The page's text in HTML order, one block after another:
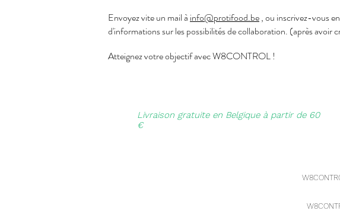
Envoyez vite un mail à info@protifood.be, ou inscrivez-vous
d'informations sur les possibilités de collaboration. (après
Atteignez votre objectif avec W8CONTROL !
Livraison gratuite en Belgique à partir de 60
€